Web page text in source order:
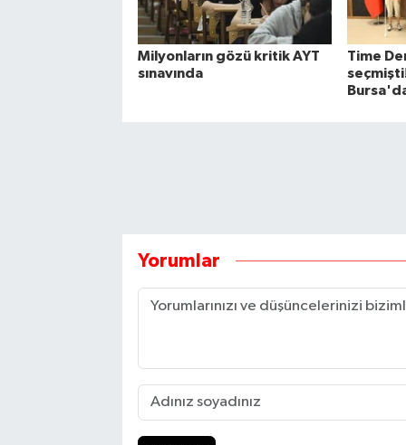
Milyonların gözü kritik AYT
sınavında
Time
Yorumlar